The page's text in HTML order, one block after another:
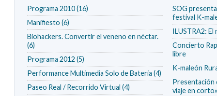
Programa 2010 (16)
Manifiesto (6)
Biohackers. Convertir el veneno en néctar.
(6)
Programa 2012 (5)
Performance Multimedia Solo de Bateria (4)
Paseo Real / Recorrido Virtual (4)
SOG
festival K-
ILUSTRA2: El
Concierto
libre
K-maleón
Presentación
viaje en corto»